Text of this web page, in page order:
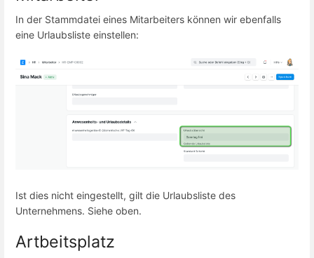
In der Stammdatei eines Mitarbeiters können wir ebenfalls
eine Urlaubsliste einstellen:
Ist dies nicht eingestellt, gilt die Urlaubsliste des
Unternehmens. Siehe oben.
Artbeitsplatz